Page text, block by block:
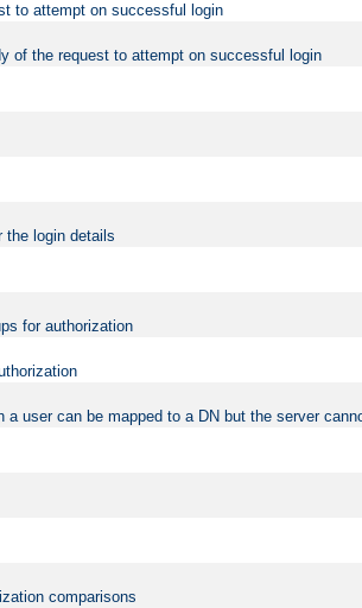
to attempt on successful login
of the request to attempt on successful login
the login details
for authorization
a user can be mapped to a DN but the server
comparisons